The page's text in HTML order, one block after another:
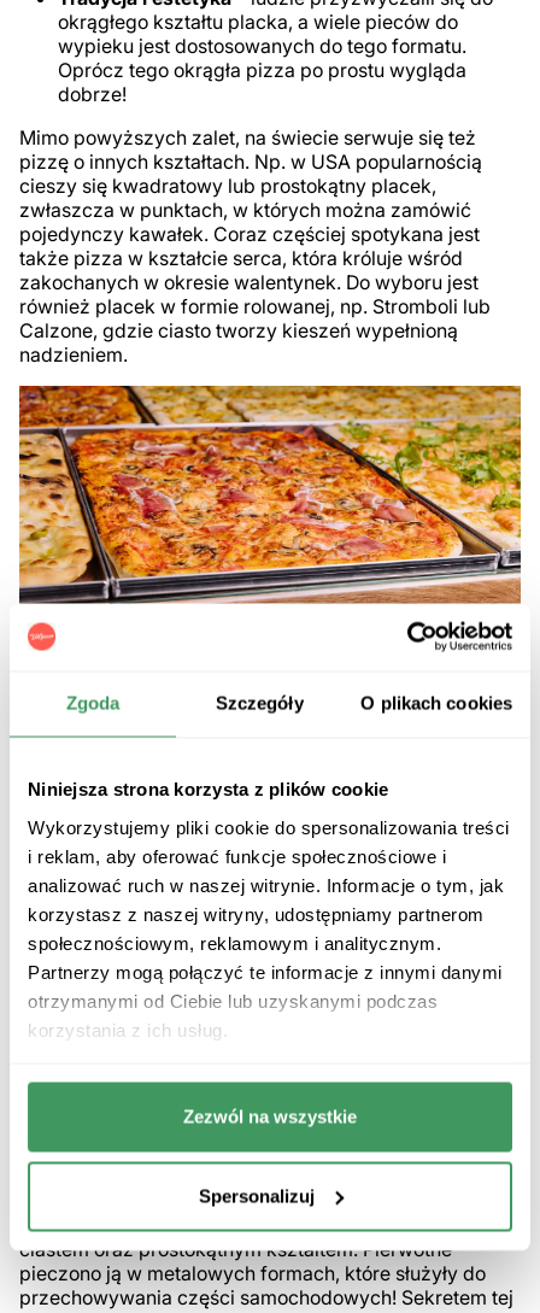
Zgoda Szczegóły O plikach cookies
Niniejsza strona korzysta z plików cookie
Wykorzystujemy pliki cookie do spersonalizowania treści
i reklam, aby oferować funkcje społecznościowe i
analizować ruch w naszej witrynie. Informacje o tym, jak
korzystasz z naszej witryny, udostępniamy partnerom
społecznościowym, reklamowym i analitycznym.
Partnerzy mogą połączyć te informacje z innymi danymi
otrzymanymi od Ciebie lub uzyskanymi podczas
korzystania z ich usług.
Zezwól na wszystkie
Spersonalizuj
okrągłego kształtu placka, a wiele pieców do
wypieku jest dostosowanych do tego formatu.
Oprócz tego okrągła pizza po prostu wygląda
dobrze!
Mimo powyższych zalet, na świecie serwuje się też
pizzę o innych kształtach. Np. w USA popularnością
cieszy się kwadratowy lub prostokątny placek,
zwłaszcza w punktach, w których można zamówić
pojedynczy kawałek. Coraz częściej spotykana jest
także pizza w kształcie serca, która króluje wśród
zakochanych w okresie walentynek. Do wyboru jest
również placek w formie rolowanej, np. Stromboli lub
Calzone, gdzie ciasto tworzy kieszeń wypełnioną
nadzieniem.
Regionalne wariacje pizz w
różnych kształtach
rozpowszechniona na świecie, w różnych regionach
wariacje w zupełnie innych kształtach.
Pizza al taglio
Niezwykle popularna w Rzymie pizza pieczona na
dużych, prostokątnych blachach, a następnie krojona na
porcje według życzenia klienta. Wyróżnia ją bardzo
lekkie, chrupiące i pełne powietrznych pęcherzy ciasto.
„Pizza al taglio” dosłownie oznacza „pizza na kawałki”.
Co ciekawe, płaci się nie za liczbę kawałków, a za ich
smaków przy jednym zamówieniu.
Zjednoczonych. Wywodzi się z miasta motoryzacji –
Detroit. Charakteryzuje się grubszym, puszystym
ciastem oraz prostokątnym kształtem. Pierwotne
pieczono ją w metalowych formach, które służyły do
przechowywania części samochodowych! Sekretem tej